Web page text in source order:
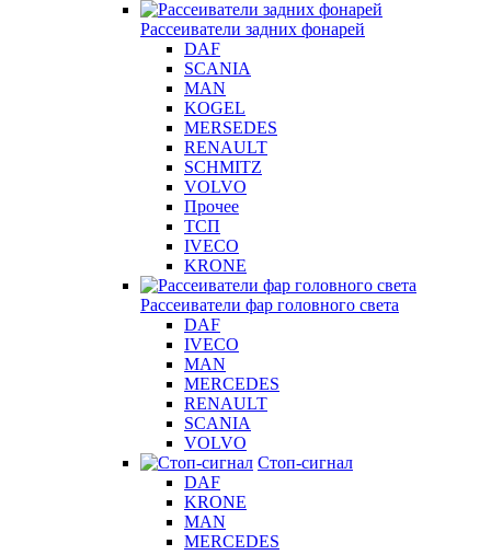
Рассеиватели задних фонарей
DAF
SCANIA
MAN
KOGEL
MERSEDES
RENAULT
SCHMITZ
VOLVO
Прочее
ТСП
IVECO
KRONE
Рассеиватели фар головного света
DAF
IVECO
MAN
MERCEDES
RENAULT
SCANIA
VOLVO
Стоп-сигнал
DAF
KRONE
MAN
MERCEDES